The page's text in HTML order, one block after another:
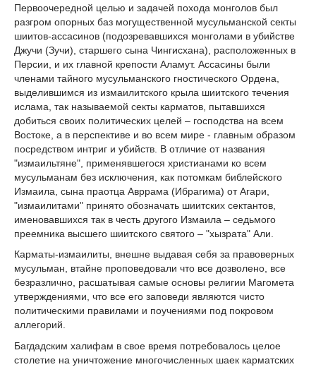
Первоочередной целью и задачей похода монголов был
разгром опорных баз могущественной мусульманской секты
шиитов-ассасинов (подозревавшихся монголами в убийстве
Джучи (Зучи), старшего сына Чингисхана), расположенных в
Персии, и их главной крепости Аламут. Ассасины были
членами тайного мусульманского гностического Ордена,
выделившимся из измаилитского крыла шиитского течения
ислама, так называемой секты карматов, пытавшихся
добиться своих политических целей – господства на всем
Востоке, а в перспективе и во всем мире - главным образом
посредством интриг и убийств. В отличие от названия
"измаильтяне", применявшегося христианами ко всем
мусульманам без исключения, как потомкам библейского
Измаила, сына праотца Авррама (Ибрагима) от Агари,
"измаилитами" принято обозначать шиитских сектантов,
именовавшихся так в честь другого Измаила – седьмого
преемника высшего шиитского святого – "хызрата" Али.
Карматы-измаилиты, внешне выдавая себя за правоверных
мусульман, втайне проповедовали что все дозволено, все
безразлично, расшатывая самые основы религии Магомета
утверждениями, что все его заповеди являются чисто
политическими правилами и поучениями под покровом
аллегорий.
Багдадским халифам в свое время потребовалось целое
столетие на уничтожение многочисленных шаек карматских